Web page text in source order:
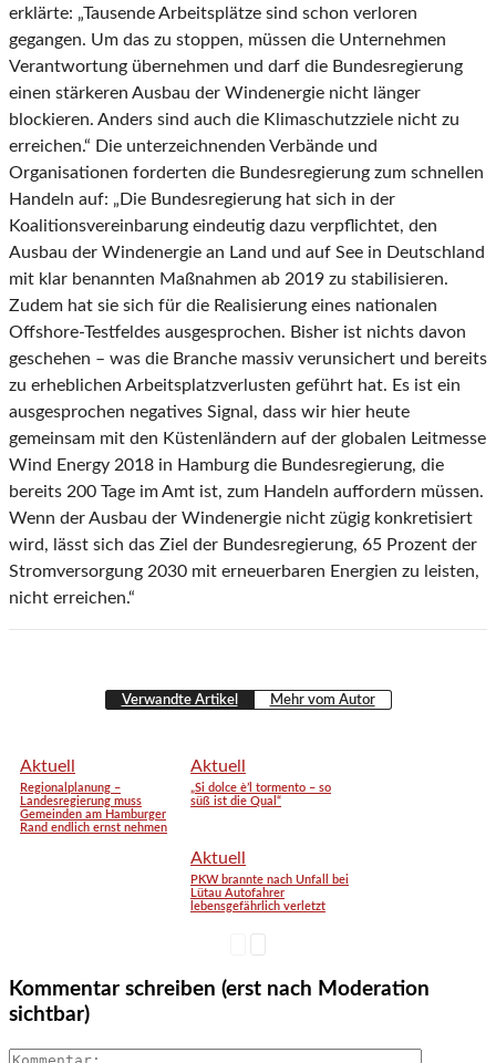
erklärte: „Tausende Arbeitsplätze sind schon verloren
gegangen. Um das zu stoppen, müssen die Unternehmen
Verantwortung übernehmen und darf die Bundesregierung
einen stärkeren Ausbau der Windenergie nicht länger
blockieren. Anders sind auch die Klimaschutzziele nicht zu
erreichen.“ Die unterzeichnenden Verbände und
Organisationen forderten die Bundesregierung zum schnellen
Handeln auf: „Die Bundesregierung hat sich in der
Koalitionsvereinbarung eindeutig dazu verpflichtet, den
Ausbau der Windenergie an Land und auf See in Deutschland
mit klar benannten Maßnahmen ab 2019 zu stabilisieren.
Zudem hat sie sich für die Realisierung eines nationalen
Offshore-Testfeldes ausgesprochen. Bisher ist nichts davon
geschehen – was die Branche massiv verunsichert und bereits
zu erheblichen Arbeitsplatzverlusten geführt hat. Es ist ein
ausgesprochen negatives Signal, dass wir hier heute
gemeinsam mit den Küstenländern auf der globalen Leitmesse
Wind Energy 2018 in Hamburg die Bundesregierung, die
bereits 200 Tage im Amt ist, zum Handeln auffordern müssen.
Wenn der Ausbau der Windenergie nicht zügig konkretisiert
wird, lässt sich das Ziel der Bundesregierung, 65 Prozent der
Stromversorgung 2030 mit erneuerbaren Energien zu leisten,
nicht erreichen.“
Verwandte Artikel Mehr vom Autor
Aktuell
Regionalplanung –
Landesregierung muss
Gemeinden am Hamburger
Rand endlich ernst nehmen
Aktuell
„Si dolce è’l tormento – so
süß ist die Qual“
Aktuell
PKW brannte nach Unfall bei
Lütau Autofahrer
lebensgefährlich verletzt
Kommentar schreiben (erst nach Moderation
sichtbar)